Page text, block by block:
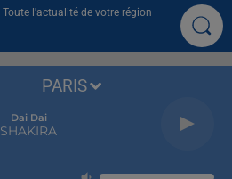
Toute l'actualité de votre région
Dai Dai
SHAKIRA
PARIS